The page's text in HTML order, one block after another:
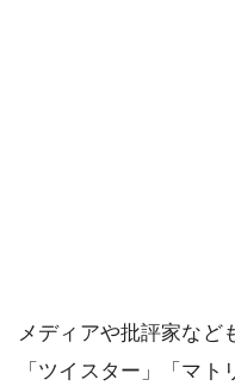
メディアや批評家など
「ツイスター」「マ